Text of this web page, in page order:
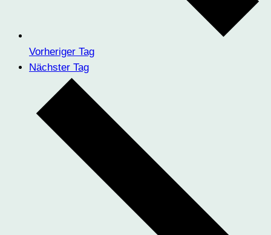
Vorheriger Tag
Nächster Tag